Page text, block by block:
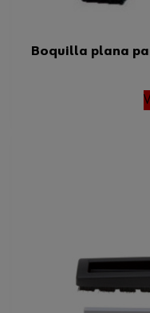
Boquilla plana